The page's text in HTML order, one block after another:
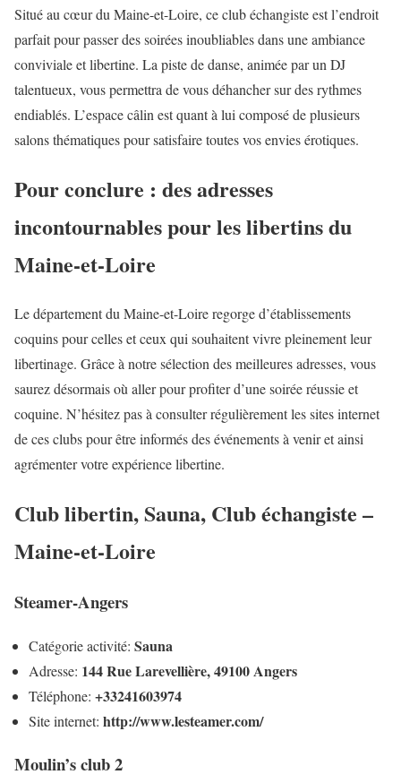
Situé au cœur du Maine-et-Loire, ce club échangiste est l’endroit
parfait pour passer des soirées inoubliables dans une ambiance
conviviale et libertine. La piste de danse, animée par un DJ
talentueux, vous permettra de vous déhancher sur des rythmes
endiablés. L’espace câlin est quant à lui composé de plusieurs
salons thématiques pour satisfaire toutes vos envies érotiques.
Pour conclure : des adresses
incontournables pour les libertins du
Maine-et-Loire
Le département du Maine-et-Loire regorge d’établissements
coquins pour celles et ceux qui souhaitent vivre pleinement leur
libertinage. Grâce à notre sélection des meilleures adresses, vous
saurez désormais où aller pour profiter d’une soirée réussie et
coquine. N’hésitez pas à consulter régulièrement les sites internet
de ces clubs pour être informés des événements à venir et ainsi
agrémenter votre expérience libertine.
Club libertin, Sauna, Club échangiste –
Maine-et-Loire
Steamer-Angers
Catégorie activité: Sauna
Adresse: 144 Rue Larevellière, 49100 Angers
Téléphone: +33241603974
Site internet: http://www.lesteamer.com/
Moulin’s club 2